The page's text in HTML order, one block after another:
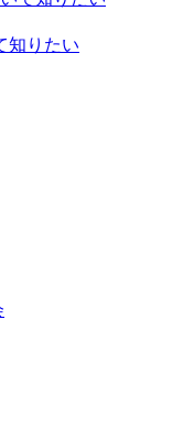
知りたい